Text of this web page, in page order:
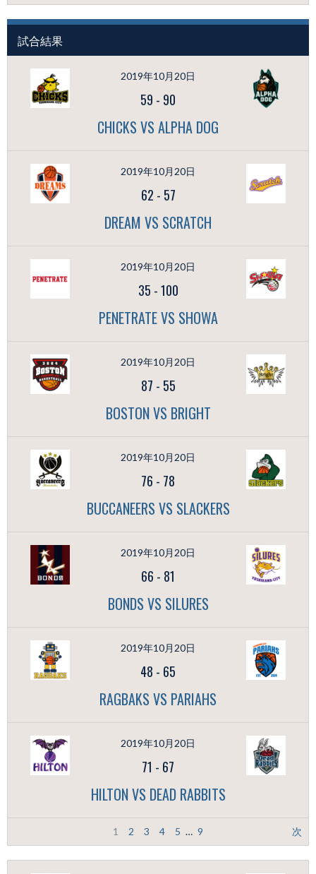
試合結果
2019年10月20日
59 - 90
CHICKS VS ALPHA DOG
2019年10月20日
62 - 57
DREAM VS SCRATCH
2019年10月20日
35 -100
PENETRATE VS SHOWA
2019年10月20日
87 - 55
BOSTON VS BRIGHT
2019年10月20日
76 - 78
BUCCANEERS VS SLACKERS
2019年10月20日
66 - 81
BONDS VS SILURES
2019年10月20日
48 - 65
RAGBAKS VS PARIAHS
2019年10月20日
71 - 67
HILTON VS DEAD RABBITS
1 2 3 4 5 … 9 次